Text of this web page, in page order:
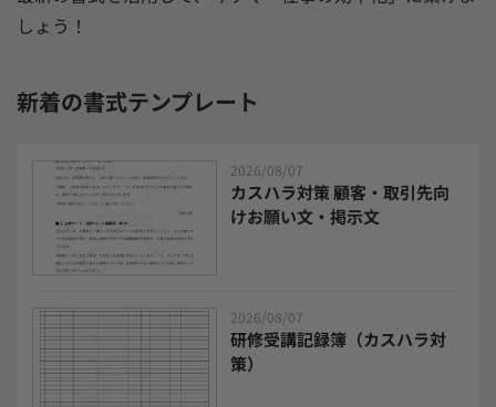
セキュリティシステム
BIツール CTIシステム
SFA・CRM
グループウェア メール配信システム
モチベーション管理システム
しょう！
新着の書式テンプレート
2026/08/07
カスハラ対策 顧客・取引先向
けお願い文・掲示文
2026/08/07
研修受講記録簿（カスハラ対
策）